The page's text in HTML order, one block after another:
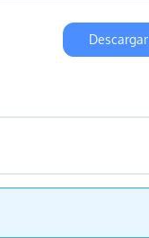
Descargar